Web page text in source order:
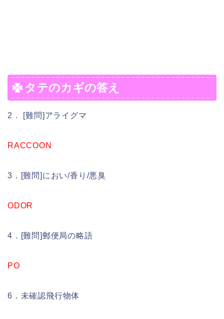
タテのカギの答え
2． [難問]アライグマ
RACCOON
3．[難問]におい/香り/悪臭
ODOR
4．[難問]郵便局の略語
PO
6．未確認飛行物体